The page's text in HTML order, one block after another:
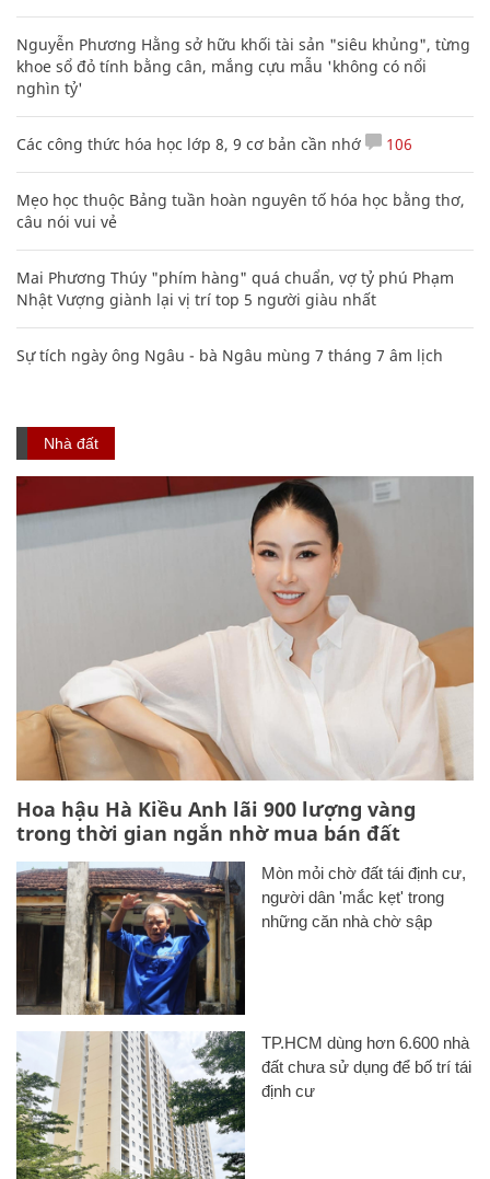
Nguyễn Phương Hằng sở hữu khối tài sản "siêu khủng", từng
khoe sổ đỏ tính bằng cân, mắng cựu mẫu 'không có nổi
nghìn tỷ'
Các công thức hóa học lớp 8, 9 cơ bản cần nhớ 106
Mẹo học thuộc Bảng tuần hoàn nguyên tố hóa học bằng thơ,
câu nói vui vẻ
Mai Phương Thúy "phím hàng" quá chuẩn, vợ tỷ phú Phạm
Nhật Vượng giành lại vị trí top 5 người giàu nhất
Sự tích ngày ông Ngâu - bà Ngâu mùng 7 tháng 7 âm lịch
Nhà đất
Hoa hậu Hà Kiều Anh lãi 900 lượng vàng
trong thời gian ngắn nhờ mua bán đất
Mòn mỏi chờ đất tái định cư,
người dân 'mắc kẹt' trong
những căn nhà chờ sập
TP.HCM dùng hơn 6.600 nhà
đất chưa sử dụng để bố trí tái
định cư